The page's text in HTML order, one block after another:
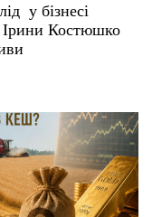
у бізнесі
Ірини Костюшко